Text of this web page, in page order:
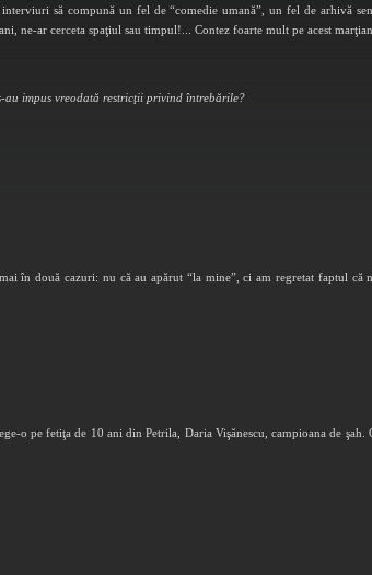
să compună un fel de “comedie umană”, un fel de arhivă
ne-ar cerceta spaţiul sau timpul!... Contez foarte mult pe acest
au impus ­vreodată restricţii privind întrebările?
în două cazuri: nu că au apărut “la mine”, ci am regretat faptul că
o pe fetiţa de 10 ani din Petrila, Daria Vişănescu, ­campioana de şah.